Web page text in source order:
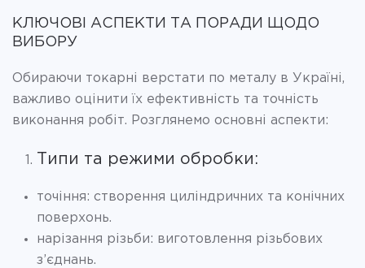
КЛЮЧОВІ АСПЕКТИ ТА ПОРАДИ ЩОДО
ВИБОРУ
Обираючи токарні верстати по металу в Україні,
важливо оцінити їх ефективність та точність
виконання робіт. Розглянемо основні аспекти:
Типи та режими обробки:
точіння: створення циліндричних та конічних
поверхонь.
нарізання різьби: виготовлення різьбових
з’єднань.